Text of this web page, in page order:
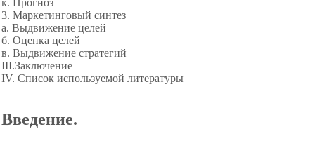
к. Прогноз
3. Маркетинговый синтез
а. Выдвижение целей
б. Оценка целей
в. Выдвижение стратегий
III.Заключение
IV. Список используемой литературы
Введение.